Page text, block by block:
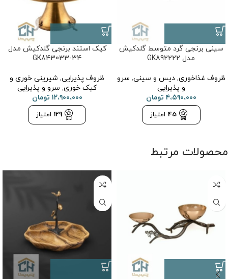
سینی برنجی گرد متوسط گلدکیش
مدل GK892222
ظروف غذاخوری,دیس و سینی, سرو
و پذیرایی
۴،۵۹۰،۰۰۰ تومان
45 امتیاز
کیک استند برنجی گلدکیش مدل
GK843033-34
ظروف پذیرایی, شیرینی خوری و
کیک خوری, سرو و پذیرایی
۱۲،۹۰۰،۰۰۰ تومان
129 امتیاز
محصولات مرتبط